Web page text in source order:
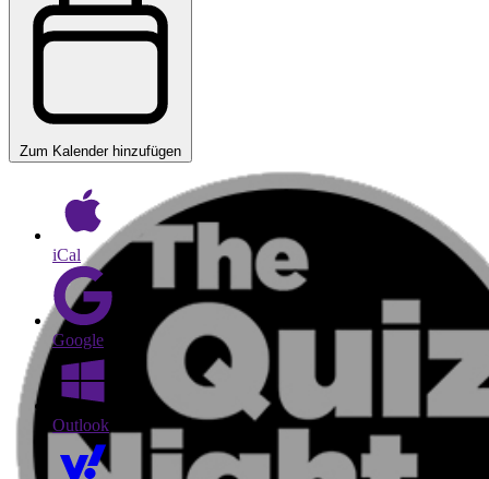
Zum Kalender hinzufügen
iCal
Google
Outlook